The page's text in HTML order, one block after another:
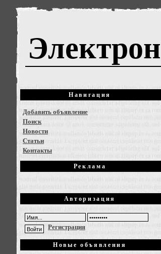
Навигация
Добавить объявление
Поиск
Новости
Статьи
Контакты
Реклама
Авторизация
Регистрация
Новые объявления